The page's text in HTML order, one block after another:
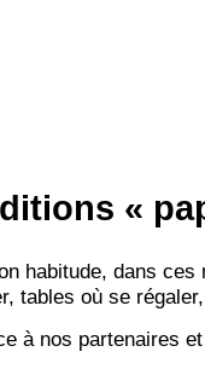
«
habitude, dans
tables où se
à nos partenaires